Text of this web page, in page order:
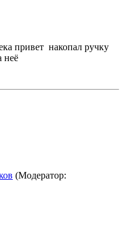
привет накопал ручку
неё
(Модератор: